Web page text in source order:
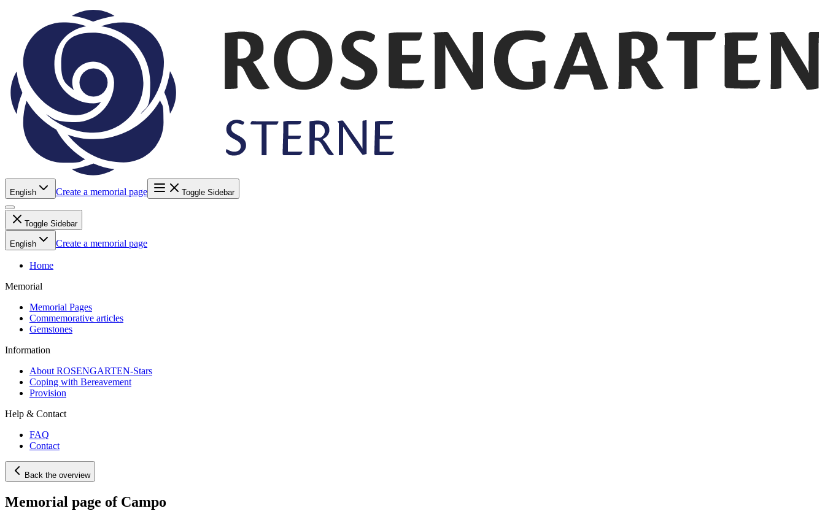
English Create a memorial page Toggle Sidebar
Toggle Sidebar
English Create a memorial page
Home
Memorial
Memorial Pages
Commemorative articles
Gemstones
Information
About ROSENGARTEN-Stars
Coping with Bereavement
Provision
Help & Contact
FAQ
Contact
Back the overview
Memorial page of Campo